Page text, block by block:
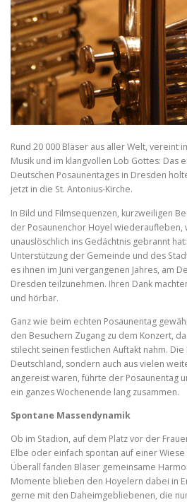
n
t s
e
f
o
n
t
i
z
.
Rund 20 000 Bläser aus aller Welt, vereint
Musik und im klangvollen Lob Gottes: Das
Deutschen Posaunentages in Dresden
jetzt in die St. Antonius-Kirche.
In Bild und Filmsequenzen, kurzweiligen
der Posaunenchor Hoyel wiederaufleben,
unauslöschlich ins Gedächtnis gebrannt
Unterstützung der Gemeinde und des
es ihnen im Juni vergangenen Jahres, am
Dresden teilzunehmen. Ihren Dank
und hörbar.
Ganz wie beim echten Posaunentag
den Besuchern Zugang zu dem Konzert,
stilecht seinen festlichen Auftakt nahm.
Deutschland, sondern auch aus vielen
angereist waren, führte der Posaunentag
ein ganzes Wochenende lang zusammen.
Spontane Massendynamik
Ob im Stadion, auf dem Platz vor der
Elbe oder einfach spontan auf einer
Überall fanden Bläser gemeinsame
Momente blieben den Hoyelern dabei in
gerne mit den Daheimgebliebenen, die